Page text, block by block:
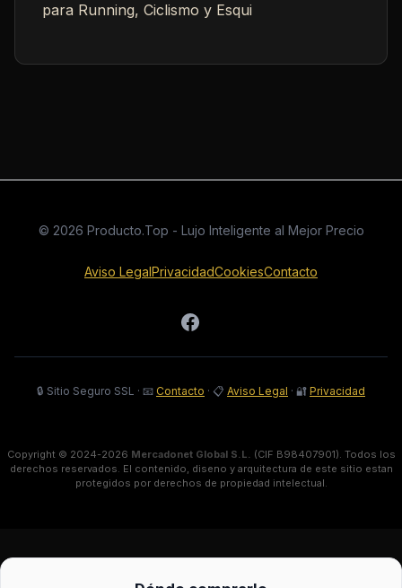
para Running, Ciclismo y Esqui
© 2026 Producto.Top - Lujo Inteligente al Mejor Precio
Aviso LegalPrivacidadCookiesContacto
🔒 Sitio Seguro SSL · 📧 Contacto · 📋 Aviso Legal · 🔐 Privacidad
Copyright © 2024-2026 Mercadonet Global S.L. (CIF B98407901). Todos los
derechos reservados. El contenido, diseno y arquitectura de este sitio estan
protegidos por derechos de propiedad intelectual.